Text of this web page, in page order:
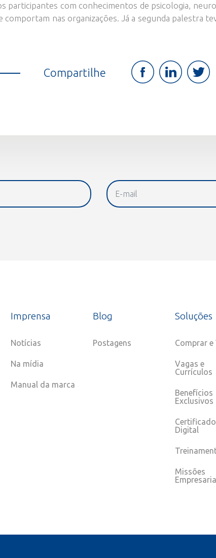
participantes com conhecimentos de psicologia,
nas organizações. Já a segunda palestra
Compartilhe
Imprensa
Notícias
Na mídia
Manual da marca
Blog
Postagens
Soluções
Comprar e
Vagas e
Currículos
Benefícios
Exclusivos
Certificado
Digital
Missões